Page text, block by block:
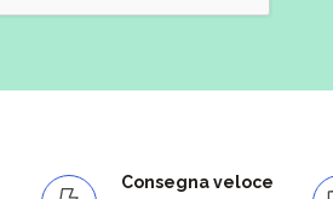
Consegna veloce